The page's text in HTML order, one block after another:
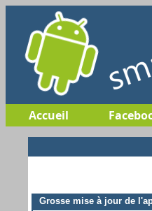
Accueil
Grosse mise à jour de